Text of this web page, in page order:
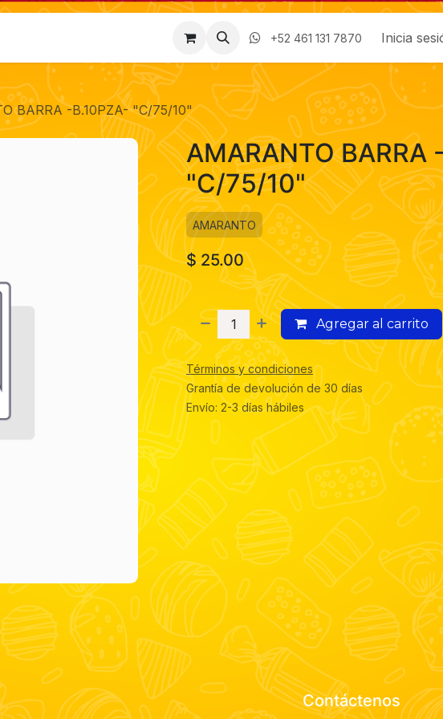
Contáctenos Nosotros
+52 461 131 7870 Inicia
BARRA -B.10PZA- "C/75/10"
AMARANTO BARRA
"C/75/10"
AMARANTO
$25.00
Agregar al carrito
Términos y condiciones
Grantía de devolución de 30 días
Envío: 2-3 días hábiles
Contáctenos